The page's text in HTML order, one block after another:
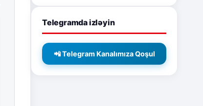
Telegramda izləyin
📲 Telegram Kanalımıza Qoşul